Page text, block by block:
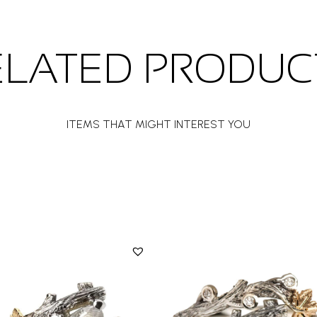
ITEMS THAT MIGHT INTEREST YOU